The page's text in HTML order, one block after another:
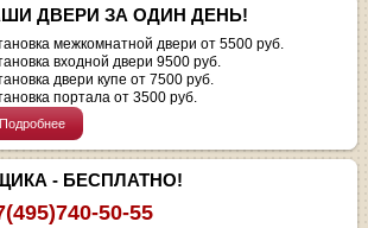
ДВЕРИ ЗА ОДИН ДЕНЬ!
межкомнатной двери от 5500 руб.
входной двери 9500 руб.
двери купе от 7500 руб.
портала от 3500 руб.
Подробнее
- БЕСПЛАТНО!
50-55